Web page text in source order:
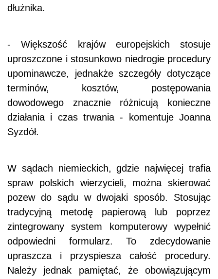
dłużnika.
- Większość krajów europejskich stosuje
uproszczone i stosunkowo niedrogie procedury
upominawcze, jednakże szczegóły dotyczące
terminów, kosztów, postępowania
dowodowego znacznie różnicują konieczne
działania i czas trwania - komentuje Joanna
Syzdół.
W sądach niemieckich, gdzie najwięcej trafia
spraw polskich wierzycieli, można skierować
pozew do sądu w dwojaki sposób. Stosując
tradycyjną metodę papierową lub poprzez
zintegrowany system komputerowy wypełnić
odpowiedni formularz. To zdecydowanie
upraszcza i przyspiesza całość procedury.
Należy jednak pamiętać, że obowiązującym